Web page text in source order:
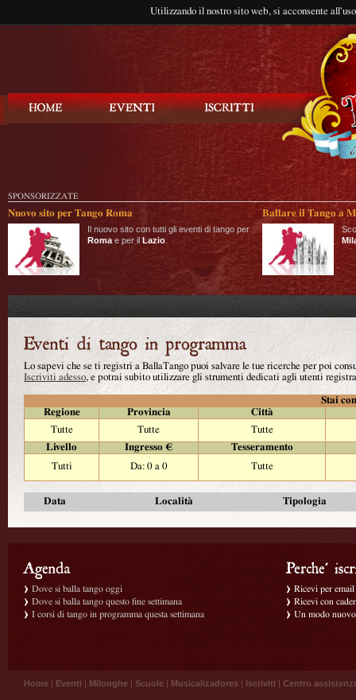
Utilizzando il nostro sito web, si acconsente
SPONSORIZZATE
Nuovo sito per Tango Roma
Il nuovo sito con tutti gli eventi di tango per
Roma e per il Lazio
Ballare il Tango a
Lo sapevi che se ti registri a BallaTango puoi salvare le tue ricerche per poi
Iscriviti adesso, e potrai subito utilizzare gli strumenti dedicati agli utenti
Stai
Regione
Provincia
Città
Tutte
Tutte
Tutte
Livello
Ingresso €
Tesseramento
Tutti
Da: 0 a 0 Tutte
Data Località Tipologia
Dove si balla tango oggi
Dove si balla tango questo fine settimana
I corsi di tango in programma questa settimana
Ricevi per
Ricevi con
Un modo
Home | Eventi | Milonghe | Scuole | Musicalizadores | Iscriviti | Centro